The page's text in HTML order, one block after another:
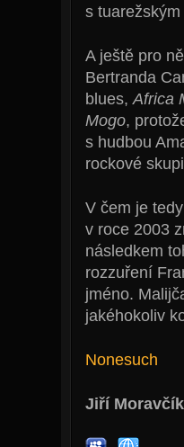
s
A ještě pro
Bertranda
blues, Africa
Mogo,
s hudbou
rockové
V čem je
v roce 2003
následkem
rozzuření
jméno.
jakéhokoliv
Nonesuch
Jiří Moravčík